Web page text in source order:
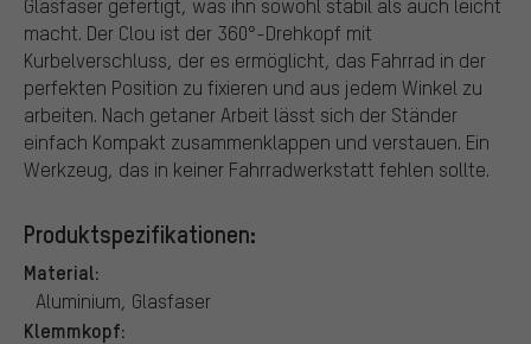
Glasfaser gefertigt, was ihn sowohl stabil als auch leicht
macht. Der Clou ist der 360°-Drehkopf mit
Kurbelverschluss, der es ermöglicht, das Fahrrad in der
perfekten Position zu fixieren und aus jedem Winkel zu
arbeiten. Nach getaner Arbeit lässt sich der Ständer
einfach Kompakt zusammenklappen und verstauen. Ein
Werkzeug, das in keiner Fahrradwerkstatt fehlen sollte.
Produktspezifikationen:
Material:
Aluminium, Glasfaser
Klemmkopf: